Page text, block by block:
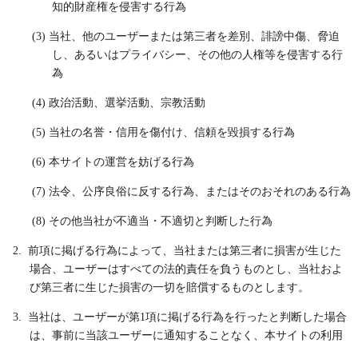
知的財産権を侵害する行為
(3) 当社、他のユーザーまたは第三者を差別、誹謗中傷、脅迫
し、あるいはプライバシー、その他の人権等を侵害する行
為
(4) 政治活動、選挙活動、宗教活動
(5) 当社の名誉・信用を傷付け、信頼を毀損する行為
(6) 本サイトの運営を妨げる行為
(7) 法令、公序良俗に反する行為、またはそのおそれのある行為
(8) その他当社が不適当・不適切と判断した行為
2. 前項に掲げる行為によって、当社または第三者に損害が生じた
場合、ユーザーはすべての法的責任を負うものとし、当社およ
び第三者に生じた損害の一切を賠償するものとします。
3. 当社は、ユーザーが第1項に掲げる行為を行ったと判断した場合
は、事前に当該ユーザーに通知することなく、本サイトの利用